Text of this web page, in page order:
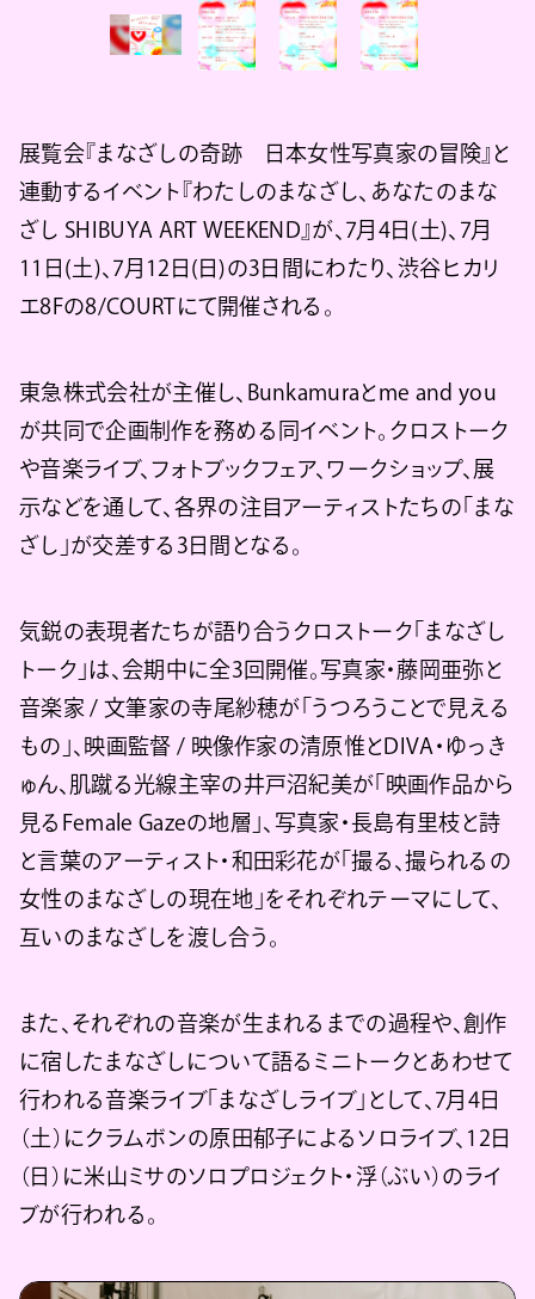
展覧会『まなざしの奇跡 日本女性写真家の冒険』と
連動するイベント『わたしのまなざし、あなたのまな
ざし SHIBUYA ART WEEKEND』が、7月4日(土)、7月
11日(土)、7月12日(日)の3日間にわたり、渋谷ヒカリ
エ8Fの8/COURTにて開催される。
東急株式会社が主催し、Bunkamuraとme and you
が共同で企画制作を務める同イベント。クロストーク
や音楽ライブ、フォトブックフェア、ワークショップ、展
示などを通して、各界の注目アーティストたちの「まな
ざし」が交差する3日間となる。
気鋭の表現者たちが語り合うクロストーク「まなざし
トーク」は、会期中に全3回開催。写真家・藤岡亜弥と
音楽家 / 文筆家の寺尾紗穂が「うつろうことで見える
もの」、映画監督 / 映像作家の清原惟とDIVA・ゆっき
ゅん、肌蹴る光線主宰の井戸沼紀美が「映画作品から
見るFemale Gazeの地層」、写真家・長島有里枝と詩
と言葉のアーティスト・和田彩花が「撮る、撮られるの
女性のまなざしの現在地」をそれぞれテーマにして、
互いのまなざしを渡し合う。
また、それぞれの音楽が生まれるまでの過程や、創作
に宿したまなざしについて語るミニトークとあわせて
行われる音楽ライブ「まなざしライブ」として、7月4日
（土）にクラムボンの原田郁子によるソロライブ、12日
（日）に米山ミサのソロプロジェクト・浮（ぶい）のライ
ブが行われる。